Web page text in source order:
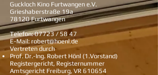
Guckloch Kino Furtwangen e.V.
Grieshaberstraße 19a
78120 Furtwangen
Telefon:07723 / 58 47
E-Mail: robert@hoenl.de
Vertreten durch
Prof. Dr.-Ing. Robert Hönl (1.Vorstand)
Registergericht, Registernummer
Amtsgericht Freiburg, VR 610654